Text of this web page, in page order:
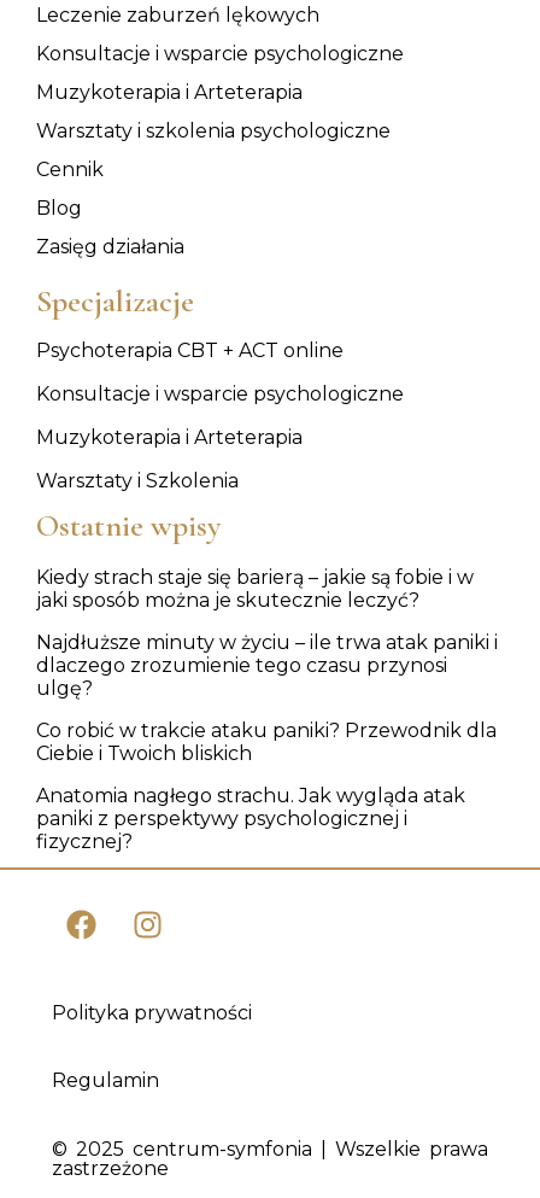
Leczenie zaburzeń lękowych
Konsultacje i wsparcie psychologiczne
Muzykoterapia i Arteterapia
Warsztaty i szkolenia psychologiczne
Cennik
Blog
Zasięg działania
Specjalizacje
Psychoterapia CBT + ACT online
Konsultacje i wsparcie psychologiczne
Muzykoterapia i Arteterapia
Warsztaty i Szkolenia
Ostatnie wpisy
Kiedy strach staje się barierą – jakie są fobie i w
jaki sposób można je skutecznie leczyć?
Najdłuższe minuty w życiu – ile trwa atak paniki i
dlaczego zrozumienie tego czasu przynosi
ulgę?
Co robić w trakcie ataku paniki? Przewodnik dla
Ciebie i Twoich bliskich
Anatomia nagłego strachu. Jak wygląda atak
paniki z perspektywy psychologicznej i
fizycznej?
Polityka prywatności
Regulamin
© 2025 centrum-symfonia | Wszelkie prawa
zastrzeżone